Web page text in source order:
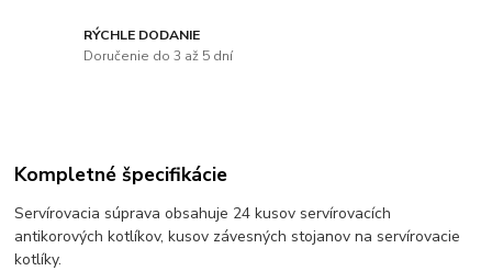
RÝCHLE DODANIE
Doručenie do 3 až 5 dní
Kompletné špecifikácie
Servírovacia súprava obsahuje 24 kusov servírovacích
antikorových kotlíkov, kusov závesných stojanov na servírovacie
kotlíky.